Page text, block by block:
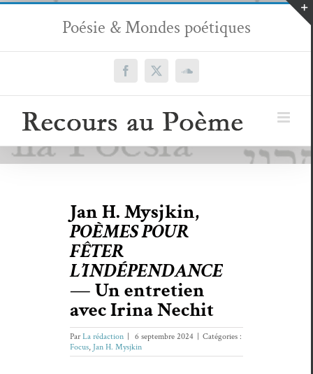
Passer
contenu
Poésie & Mondes poétiques
Facebook
X SoundCloud
Jan H. Mysjkin,
POÈMES POUR
FÊTER
L’INDÉPENDANCE
— Un entretien
avec Irina Nechit
ParLa rédaction 6 septembre 2024
Catégories :
Focus, Jan H. Mysjkin